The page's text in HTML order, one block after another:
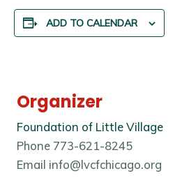
ADD TO CALENDAR
Organizer
Foundation of Little Village
Phone 773-621-8245
Email info@lvcfchicago.org